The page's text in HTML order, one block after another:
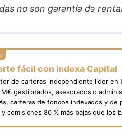
no son garantía de
fácil con Indexa Capital
de carteras independiente líder en
gestionados, asesorados o
carteras de fondos indexados y de
y comisiones 80 % más bajas que los